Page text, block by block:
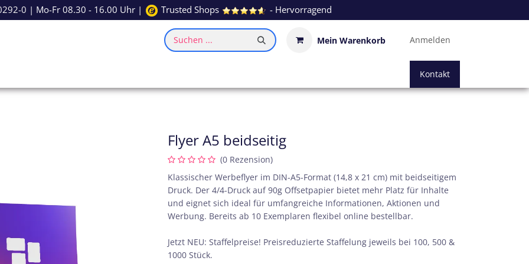
0 | Mo-Fr 08.30 - 16.00 Uhr | Trusted Shops - Hervorragend
Suchen ... Mein Warenkorb Anmelden
Kontakt
Flyer A5 beidseitig
(0 Rezension)
Klassischer Werbeflyer im DIN-A5-Format (14,8 x 21 cm) mit beidseitigem
Druck. Der 4/4-Druck auf 90g Offsetpapier bietet mehr Platz für Inhalte
und eignet sich ideal für umfangreiche Informationen, Aktionen und
Werbung. Bereits ab 10 Exemplaren flexibel online bestellbar.
Jetzt NEU: Staffelpreise! Preisreduzierte Staffelung jeweils bei 100, 500 &
1000 Stück.